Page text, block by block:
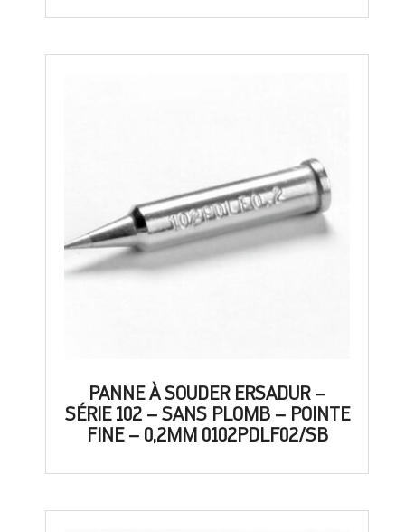
PANNE À SOUDER ERSADUR –
SÉRIE 102 – SANS PLOMB – POINTE
FINE – 0,2MM 0102PDLF02/SB